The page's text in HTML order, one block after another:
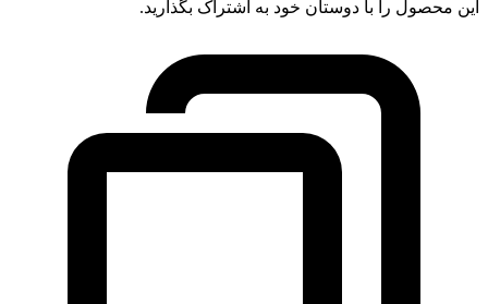
این محصول را با دوستان خود به اشتراک بگذارید.